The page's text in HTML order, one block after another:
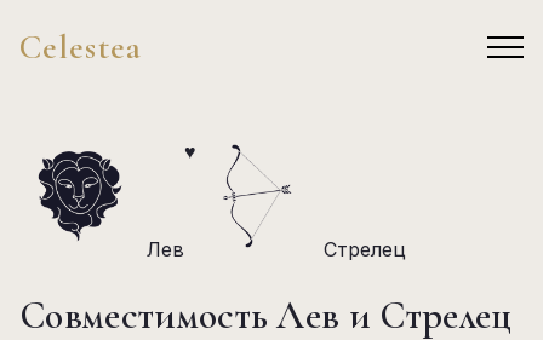
Celestea
Лев
♥
Стрелец
Совместимость Лев и Стрелец